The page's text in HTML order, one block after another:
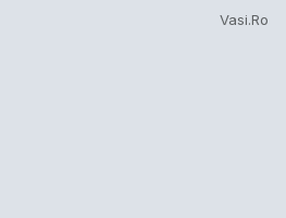
Vasi.Ro